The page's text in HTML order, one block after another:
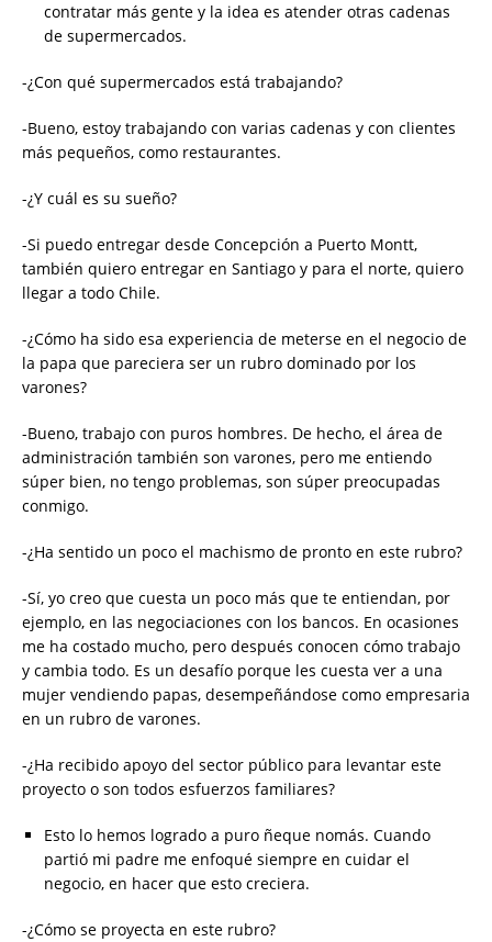
contratar más gente y la idea es atender otras cadenas
de supermercados.
-¿Con qué supermercados está trabajando?
-Bueno, estoy trabajando con varias cadenas y con clientes
más pequeños, como restaurantes.
-¿Y cuál es su sueño?
-Si puedo entregar desde Concepción a Puerto Montt,
también quiero entregar en Santiago y para el norte, quiero
llegar a todo Chile.
-¿Cómo ha sido esa experiencia de meterse en el negocio de
la papa que pareciera ser un rubro dominado por los
varones?
-Bueno, trabajo con puros hombres. De hecho, el área de
administración también son varones, pero me entiendo
súper bien, no tengo problemas, son súper preocupadas
conmigo.
-¿Ha sentido un poco el machismo de pronto en este rubro?
-Sí, yo creo que cuesta un poco más que te entiendan, por
ejemplo, en las negociaciones con los bancos. En ocasiones
me ha costado mucho, pero después conocen cómo trabajo
y cambia todo. Es un desafío porque les cuesta ver a una
mujer vendiendo papas, desempeñándose como empresaria
en un rubro de varones.
-¿Ha recibido apoyo del sector público para levantar este
proyecto o son todos esfuerzos familiares?
Esto lo hemos logrado a puro ñeque nomás. Cuando
partió mi padre me enfoqué siempre en cuidar el
negocio, en hacer que esto creciera.
-¿Cómo se proyecta en este rubro?